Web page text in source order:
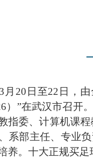
月20日至22日，
）”在武汉市召
指委、计算机课
系部主任、专业
养。十大正规买